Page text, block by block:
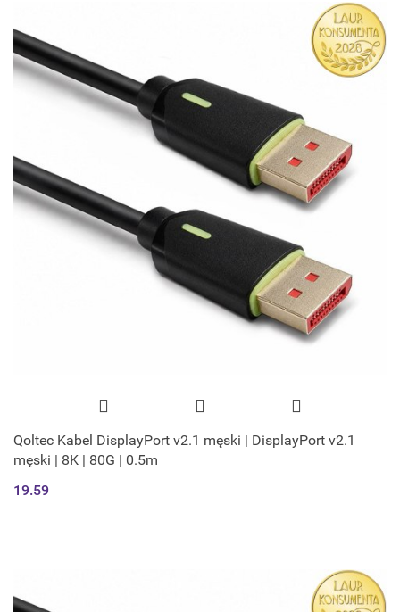
Qoltec Kabel DisplayPort v2.1 męski | DisplayPort v2.1
męski | 8K | 80G | 0.5m
19.59